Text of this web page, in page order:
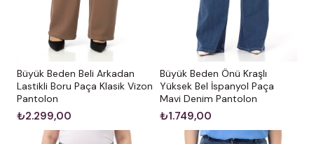
Büyük Beden Beli Arkadan
Lastikli Boru Paça Klasik Vizon
Pantolon
₺2.299,00
Büyük Beden Önü Kraşlı
Yüksek Bel İspanyol Paça
Mavi Denim Pantolon
₺1.749,00